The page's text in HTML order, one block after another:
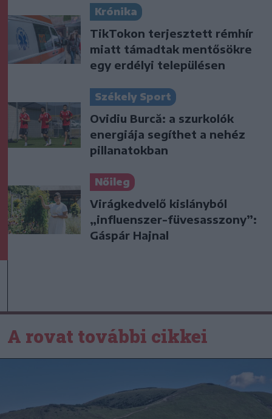
Krónika
TikTokon terjesztett rémhír
miatt támadtak mentősökre
egy erdélyi településen
Székely Sport
Ovidiu Burcă: a szurkolók
energiája segíthet a nehéz
pillanatokban
Nőileg
Virágkedvelő kislányból
„influenszer-füvesasszony”:
Gáspár Hajnal
A rovat további cikkei